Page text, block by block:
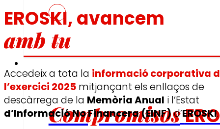
Compromisos
EROSKI, avancem
amb tu
Accedeix a tota la informació corporativa
l’exercici 2025 mitjançant els enllaços de
descàrrega de la Memòria Anual i l’Estat
d’Informació No Financera (EINF)d’EROSKI.